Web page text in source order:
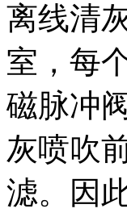
离线清
室，每
磁脉冲
灰喷吹
滤。因